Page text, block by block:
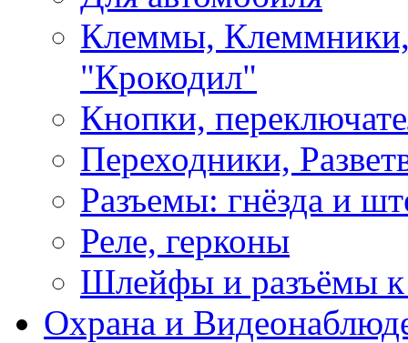
Клеммы,
"Крокодил"
Кнопки,
Переходники,
Разъемы: гнёзда и
Реле, герконы
Шлейфы и разъёмы
Охрана и